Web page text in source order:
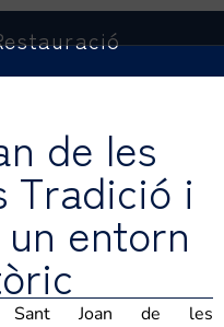
de les
Tradició i
entorn
Sant Joan de les